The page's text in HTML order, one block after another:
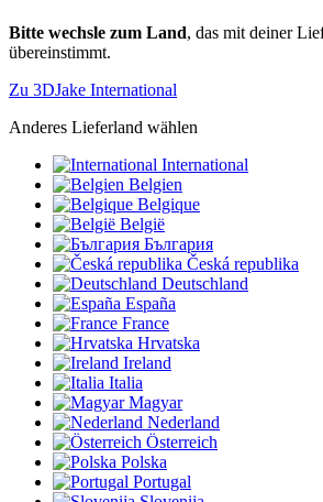
Bitte wechsle zum Land, das mit deiner
übereinstimmt.
Zu 3DJake International
Anderes Lieferland wählen
International
Belgien
Belgique
België
България
Česká republika
Deutschland
España
France
Hrvatska
Ireland
Italia
Magyar
Nederland
Österreich
Polska
Portugal